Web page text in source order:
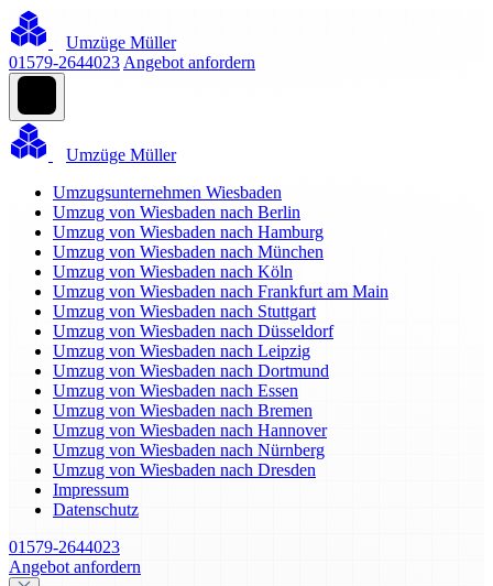
Umzüge Müller
01579-2644023 Angebot anfordern
Umzüge Müller
Umzugsunternehmen Wiesbaden
Umzug von Wiesbaden nach Berlin
Umzug von Wiesbaden nach Hamburg
Umzug von Wiesbaden nach München
Umzug von Wiesbaden nach Köln
Umzug von Wiesbaden nach Frankfurt am Main
Umzug von Wiesbaden nach Stuttgart
Umzug von Wiesbaden nach Düsseldorf
Umzug von Wiesbaden nach Leipzig
Umzug von Wiesbaden nach Dortmund
Umzug von Wiesbaden nach Essen
Umzug von Wiesbaden nach Bremen
Umzug von Wiesbaden nach Hannover
Umzug von Wiesbaden nach Nürnberg
Umzug von Wiesbaden nach Dresden
Impressum
Datenschutz
01579-2644023
Angebot anfordern